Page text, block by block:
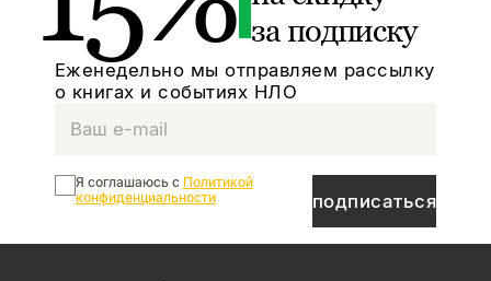
за подписку
Еженедельно мы отправляем рассылку
о книгах и событиях НЛО
подписаться
Я соглашаюсь с Политикой
конфиденциальности